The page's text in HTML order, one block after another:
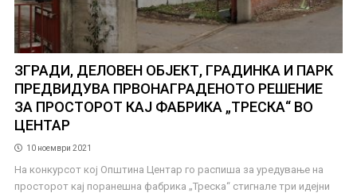
ЗГРАДИ, ДЕЛОВЕН ОБЈЕКТ, ГРАДИНКА И ПАРК
ПРЕДВИДУВА ПРВОНАГРАДЕНОТО РЕШЕНИЕ
ЗА ПРОСТОРОТ КАЈ ФАБРИКА „ТРЕСКА“ ВО
ЦЕНТАР
10 ноември 2021
На конкурсот кој Општина Центар го распиша за уредување на
просторот кај поранешна фабрика „Треска“ стигнале три идејни